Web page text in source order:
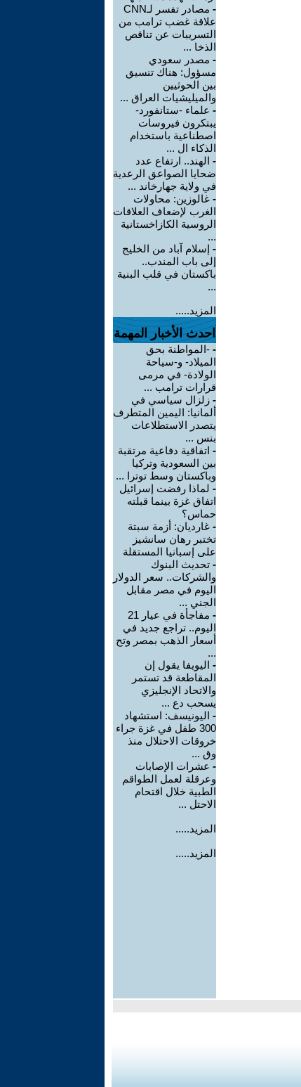
-
مصادر تفسر لـCNN
علاقة غضب ترامب من
التسريبات عن تناقص
الذخا ...
- مصدر سعودي
مسؤول: هناك تنسيق
بين الحوثيين
والميليشيات العراق ...
- علماء -ستانفورد-
يبتكرون فيروسات
اصطناعية باستخدام
الذكاء ال ...
- الهند.. ارتفاع عدد
ضحايا الصواعق الرعدية
في ولاية جهارخاند ...
- غالوزين: محاولات
الغرب لإضعاف العلاقات
الروسية الكازاخستانية
...
- إسلام آباد من الخليج
إلى باب المندب..
باكستان في قلب البنية
...
المزيد.....
احدث الأخبار المهمة
- -المواطنة بحق
الميلاد- و-سياحة
الولادة- في مرمى
قرارات ترامب ...
- زلزال سياسي في
ألمانيا: اليمين المتطرف
يتصدر الاستطلاعات
بنس ...
- اتفاقية دفاعية مرتقبة
بين السعودية وتركيا
وباكستان وسط توترا ...
- لماذا رفضت إسرائيل
اتفاق غزة بينما قبلته
حماس؟
- غارديان: أزمة سبتة
تختبر رهان سانشيز
على إسبانيا المستقلة
- تحديث البنوك
والشركات.. سعر الدولار
اليوم في مصر مقابل
الجني ...
-
مفاجأة في عيار 21
اليوم.. تراجع جديد في
أسعار الذهب بمصر وتح
...
- اليويفا يقول إن
المقاطعة قد تستمر
والاتحاد الإنجليزي
يسحب دع ...
- اليونيسف: استشهاد
300 طفل في غزة جراء
خروقات الاحتلال منذ
وق ...
- عشرات الإصابات
وعرقلة لعمل الطواقم
الطبية خلال اقتحام
الاحتل ...
المزيد.....
المزيد.....